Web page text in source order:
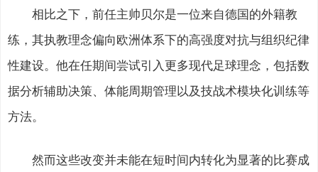
相比之下，前任主帅贝尔是一位来自德国的外籍教
练，其执教理念偏向欧洲体系下的高强度对抗与组织纪律
性建设。他在任期间尝试引入更多现代足球理念，包括数
据分析辅助决策、体能周期管理以及技战术模块化训练等
方法。
然而这些改变并未能在短时间内转化为显著的比赛成